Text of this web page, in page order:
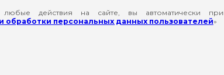
действия на сайте, вы автоматически
обработки персональных данных пользователей»